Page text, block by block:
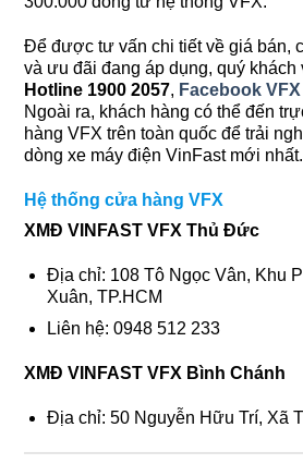
Để được tư vấn chi tiết về giá bán,
và ưu đãi đang áp dụng, quý khách
Hotline 1900 2057, Facebook VFX
Ngoài ra, khách hàng có thể đến
hàng VFX trên toàn quốc để trải
dòng xe máy điện VinFast mới nhất.
Hệ thống cửa hàng VFX
XMĐ VINFAST VFX Thủ Đức
Địa chỉ: 108 Tô Ngọc Vân, Khu
Xuân, TP.HCM
Liên hệ: 0948 512 233
XMĐ VINFAST VFX Bình Chánh
Địa chỉ: 50 Nguyễn Hữu Trí, Xã